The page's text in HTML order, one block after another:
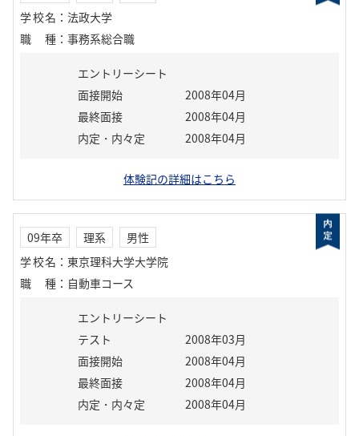
学校名 ： 法政大学
職種 ： 事務系総合職
エントリーシート
面接開始
2008年04月
最終面接
2008年04月
内定・内々定
2008年04月
体験記の詳細はこちら
09年卒 理系
男性
学校名 ： 東京理科大学大学院
職種 ： 自動車コース
エントリーシート
テスト
2008年03月
面接開始
2008年04月
最終面接
2008年04月
内定・内々定
2008年04月